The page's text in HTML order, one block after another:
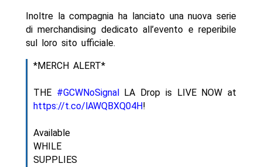
Inoltre la compagnia ha lanciato una nuova serie
di merchandising dedicato all’evento e reperibile
sul loro sito ufficiale.
*MERCH ALERT*
THE #GCWNoSignalLA Drop is LIVE NOW at
https://t.co/lAWQBXQ04H!
Available
WHILE
SUPPLIES